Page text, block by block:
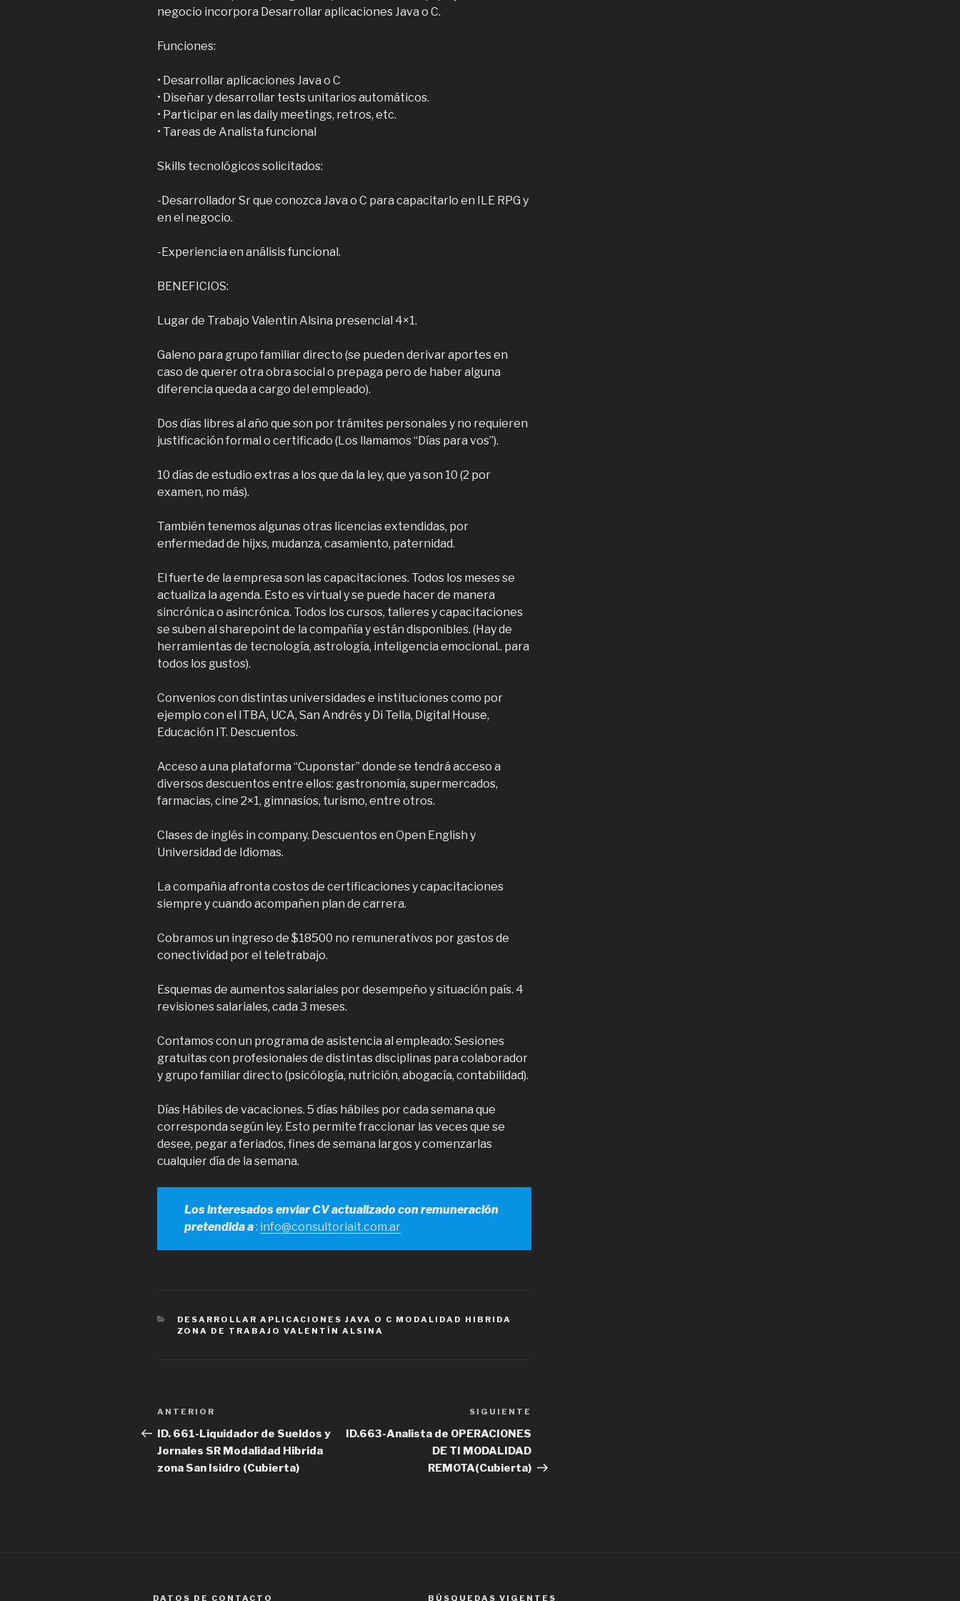
negocio incorpora Desarrollar aplicaciones Java o C.
Funciones:
• Desarrollar aplicaciones Java o C
• Diseñar y desarrollar tests unitarios automáticos.
• Participar en las daily meetings, retros, etc.
• Tareas de Analista funcional
Skills tecnológicos solicitados:
-Desarrollador Sr que conozca Java o C para capacitarlo en ILE RPG y
en el negocio.
-Experiencia en análisis funcional.
BENEFICIOS:
Lugar de Trabajo Valentin Alsina presencial 4×1.
Galeno para grupo familiar directo (se pueden derivar aportes en
caso de querer otra obra social o prepaga pero de haber alguna
diferencia queda a cargo del empleado).
Dos días libres al año que son por trámites personales y no requieren
justificación formal o certificado (Los llamamos “Días para vos”).
10 días de estudio extras a los que da la ley, que ya son 10 (2 por
examen, no más).
También tenemos algunas otras licencias extendidas, por
enfermedad de hijxs, mudanza, casamiento, paternidad.
El fuerte de la empresa son las capacitaciones. Todos los meses se
actualiza la agenda. Esto es virtual y se puede hacer de manera
sincrónica o asincrónica. Todos los cursos, talleres y capacitaciones
se suben al sharepoint de la compañía y están disponibles. (Hay de
herramientas de tecnología, astrología, inteligencia emocional.. para
todos los gustos).
Convenios con distintas universidades e instituciones como por
ejemplo con el ITBA, UCA, San Andrés y Di Tella, Digital House,
Educación IT. Descuentos.
Acceso a una plataforma “Cuponstar” donde se tendrá acceso a
diversos descuentos entre ellos: gastronomía, supermercados,
farmacias, cine 2×1, gimnasios, turismo, entre otros.
Clases de inglés in company. Descuentos en Open English y
Universidad de Idiomas.
La compañia afronta costos de certificaciones y capacitaciones
siempre y cuando acompañen plan de carrera.
Cobramos un ingreso de $18500 no remunerativos por gastos de
conectividad por el teletrabajo.
Esquemas de aumentos salariales por desempeño y situación país. 4
revisiones salariales, cada 3 meses.
Contamos con un programa de asistencia al empleado: Sesiones
gratuitas con profesionales de distintas disciplinas para colaborador
y grupo familiar directo (psicólogía, nutrición, abogacía, contabilidad).
Días Hábiles de vacaciones. 5 días hábiles por cada semana que
corresponda según ley. Esto permite fraccionar las veces que se
desee, pegar a feriados, fines de semana largos y comenzarlas
cualquier día de la semana.
Los interesados enviar CV actualizado con remuneración
pretendida a: info@consultoriait.com.ar
CATEGORÍAS
DESARROLLAR APLICACIONES JAVA O C MODALIDAD HIBRIDA
ZONA DE TRABAJO VALENTÍN ALSINA
Navegación
de
entradas
Entrada
anterior
ANTERIOR
ID. 661-Liquidador de Sueldos y
Jornales SR Modalidad Hibrida
zona San Isidro (Cubierta)
SIGUIENTE
ID.663-Analista de OPERACIONES
DE TI MODALIDAD
REMOTA(Cubierta)
DATOS DE CONTACTO BÚSQUEDAS VIGENTES